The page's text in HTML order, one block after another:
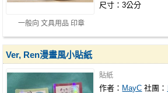
一般向 文具用品 印章
尺寸：3公分
Ver, Ren漫畫風小貼紙
貼紙
作者： MayC 社團：